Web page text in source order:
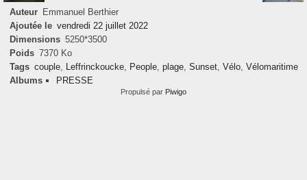
Auteur Emmanuel Berthier
Ajoutée le vendredi 22 juillet 2022
Dimensions 5250*3500
Poids 7370 Ko
Tags couple, Leffrinckoucke, People, plage, Sunset, Vélo, Vélomaritime
Albums
PRESSE
Propulsé par Piwigo